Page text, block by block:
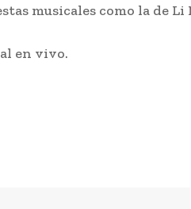
musicales como la de
en vivo.